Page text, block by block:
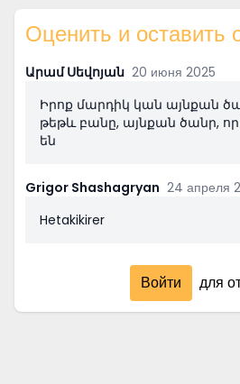
Оценить и оставить
Արամ Սեվոյան 20 июня 2025
Իրոք մարդիկ կան այնքան
թեթև բանը, այնքան ծանր, որ
են
Grigor Shashagryan 24 апреля
Hetakikirer
Войти для